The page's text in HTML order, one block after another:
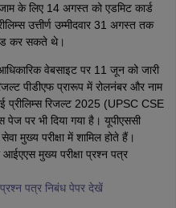
के लिए 14 अगस्त को एडमिट कार्ड
उत्तीर्ण उम्मीदवार 31 अगस्त तक
कर सकते थे।
वेबसाइट पर 11 जून को जारी
पीडीएफ प्रारूप में रोलनंबर और नाम
प्रीलिम्स रिजल्ट 2025 (UPSC CSE
पर भी दिया गया है। यूपीएससी
मुख्य परीक्षा में शामिल होते हैं।
मुख्य परीक्षा प्रश्न पत्र
प्रश्न पत्र निबंध पेपर देखें